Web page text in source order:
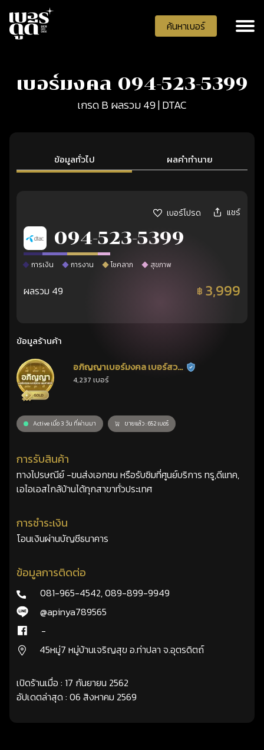
ค้นหาเบอร์
เบอร์มงคล 094-523-5399
เกรด B ผลรวม 49 | DTAC
ข้อมูลทั่วไป ผลคำทำนาย
เบอร์โปรด แชร์
094-523-5399
การเงิน การงาน โชคลาภ สุขภาพ
ผลรวม 49 ฿ 3,999
ข้อมูลร้านค้า
อภิญญาเบอร์มงคล เบอร์สวย
เลขศาสตร์
ร้านยืนยันแล้ว
4,237 เบอร์
Active เมื่อ 3 วัน ที่ผ่านมา ขายแล้ว : 652 เบอร์
การรับสินค้า
ทางไปรษณีย์ -ขนส่งเอกชน หรือรับซิมที่ศูนย์บริการ ทรู,ดีแทค,
เอไอเอสไกล้บ้านได้ทุกสาขาทั่วประเทศ
การชำระเงิน
โอนเงินผ่านบัญชีธนาคาร
ข้อมูลการติดต่อ
081-965-4542,089-899-9949
@apinya789565
-
45หมู่7 หมู่บ้านเจริญสุข อ.ท่าปลา จ.อุตรดิตถ์
เปิดร้านเมื่อ : 17 กันยายน 2562
อัปเดตล่าสุด : 06 สิงหาคม 2569